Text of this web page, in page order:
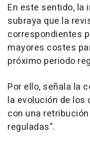
En este sentido, la
subraya que la
correspondientes
mayores costes
próximo periodo
Por ello, señala la
la evolución de
con una
reguladas".